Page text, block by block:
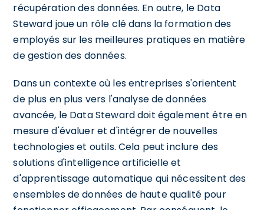
récupération des données. En outre, le Data
Steward joue un rôle clé dans la formation des
employés sur les meilleures pratiques en matière
de gestion des données.
Dans un contexte où les entreprises s'orientent
de plus en plus vers l'analyse de données
avancée, le Data Steward doit également être en
mesure d'évaluer et d'intégrer de nouvelles
technologies et outils. Cela peut inclure des
solutions d'intelligence artificielle et
d'apprentissage automatique qui nécessitent des
ensembles de données de haute qualité pour